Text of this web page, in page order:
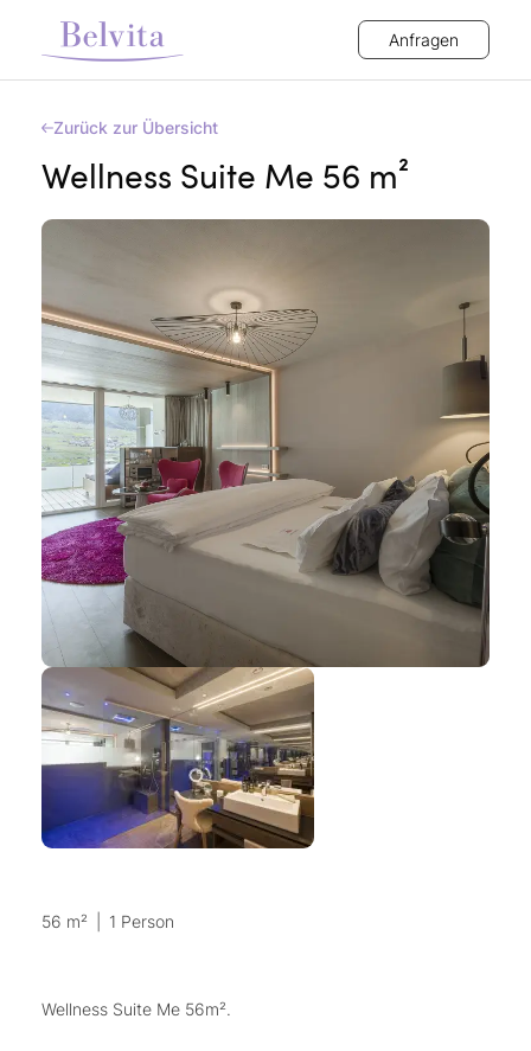
Anfragen
Zurück zur Übersicht
Wellness Suite Me 56 m²
56 m² 1 Person
Wellness Suite Me 56m².